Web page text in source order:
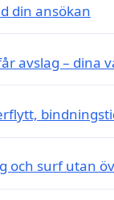
din ansökan
avslag – dina
och surf utan